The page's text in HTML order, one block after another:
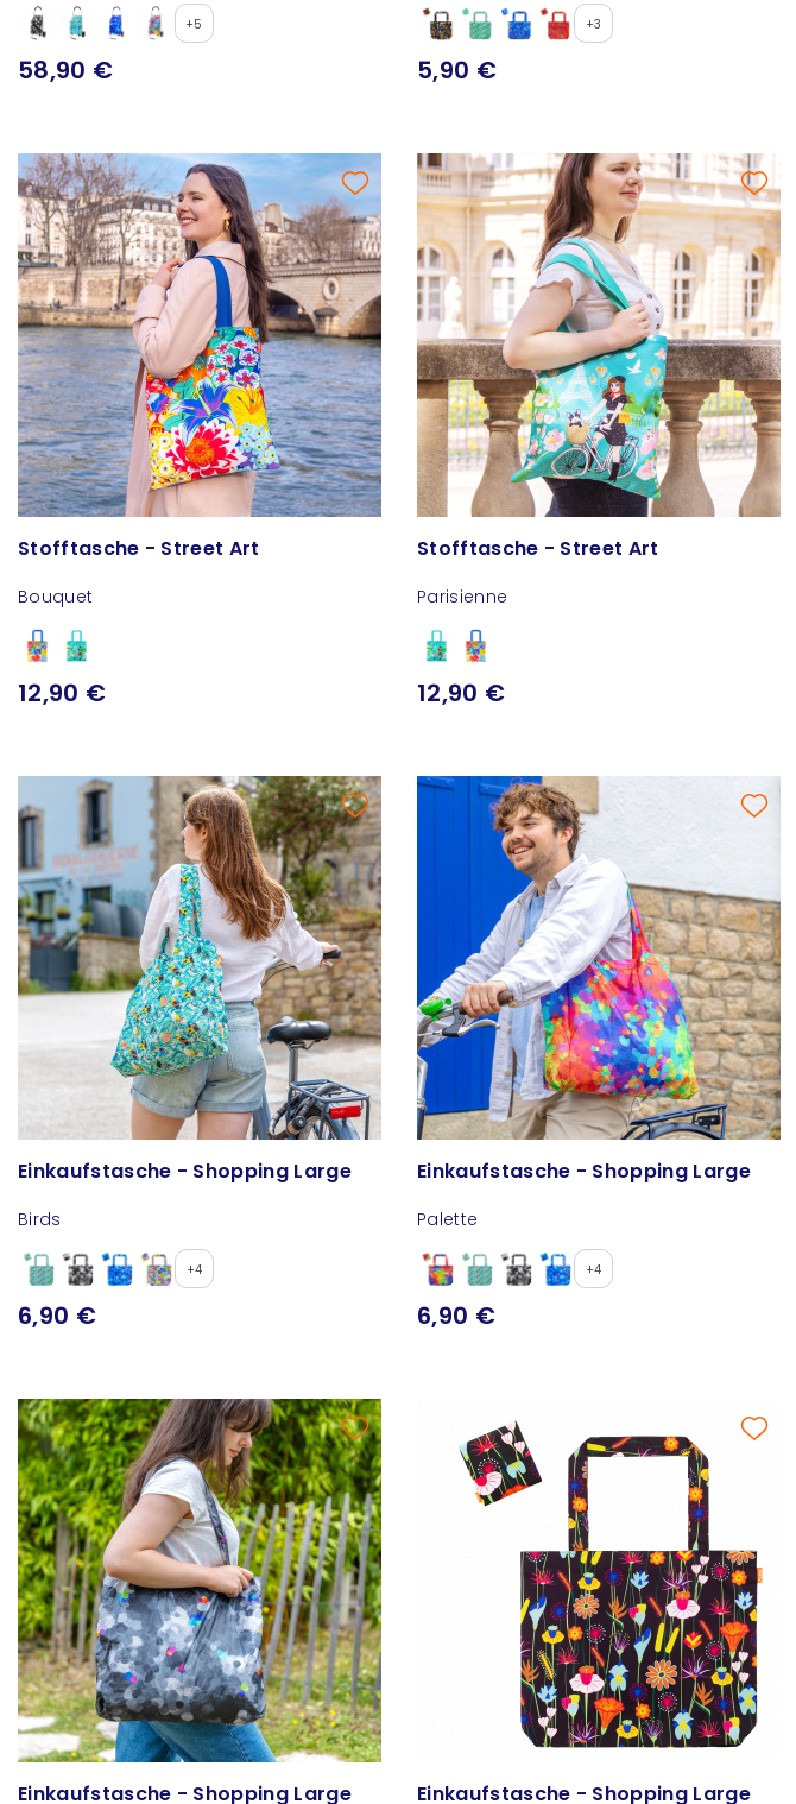
+5
58,90 €
+3
5,90 €
Stofftasche - Street Art
Bouquet
12,90 €
Stofftasche - Street Art
Parisienne
12,90 €
Einkaufstasche - Shopping Large
Birds
+4
6,90 €
Einkaufstasche - Shopping Large
Palette
+4
6,90 €
Einkaufstasche - Shopping Large Einkaufstasche - Shopping Large